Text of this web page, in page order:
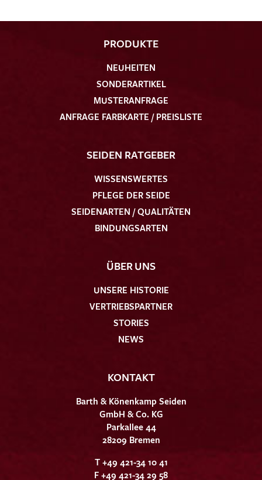
PRODUKTE
NEUHEITEN
SONDERARTIKEL
MUSTERANFRAGE
ANFRAGE FARBKARTE / PREISLISTE
SEIDEN RATGEBER
WISSENSWERTES
PFLEGE DER SEIDE
SEIDENARTEN / QUALITÄTEN
BINDUNGSARTEN
ÜBER UNS
UNSERE HISTORIE
VERTRIEBSPARTNER
STORIES
NEWS
KONTAKT
Barth & Könenkamp Seiden
GmbH & Co. KG
Parkallee 44
28209 Bremen
T +49 421-34 10 41
F +49 421-34 29 58